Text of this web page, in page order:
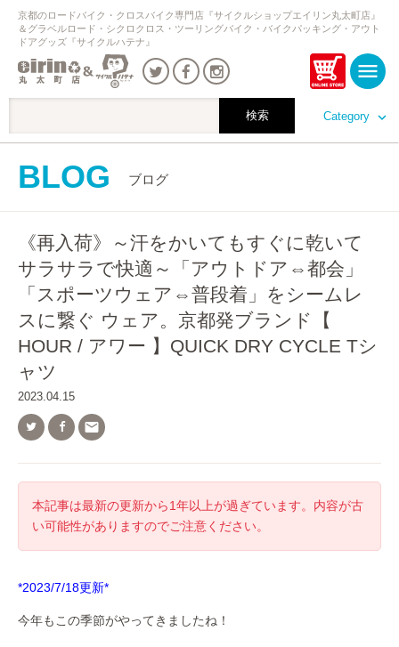
Category
京都のロードバイク・クロスバイク専門店『サイクルショップエイリン丸太町店』
＆グラベルロード・シクロクロス・ツーリングバイク・バイクパッキング・アウト
ドアグッズ『サイクルハテナ』
BLOG ブログ
《再入荷》～汗をかいてもすぐに乾いて
サラサラで快適～「アウトドア⇔都会」
「スポーツウェア⇔普段着」をシームレ
スに繋ぐ ウェア。京都発ブランド【
HOUR / アワー 】QUICK DRY CYCLE Tシ
ャツ
2023.04.15

本記事は最新の更新から1年以上が過ぎています。内容が古
い可能性がありますのでご注意ください。
*2023/7/18更新*
今年もこの季節がやってきましたね！